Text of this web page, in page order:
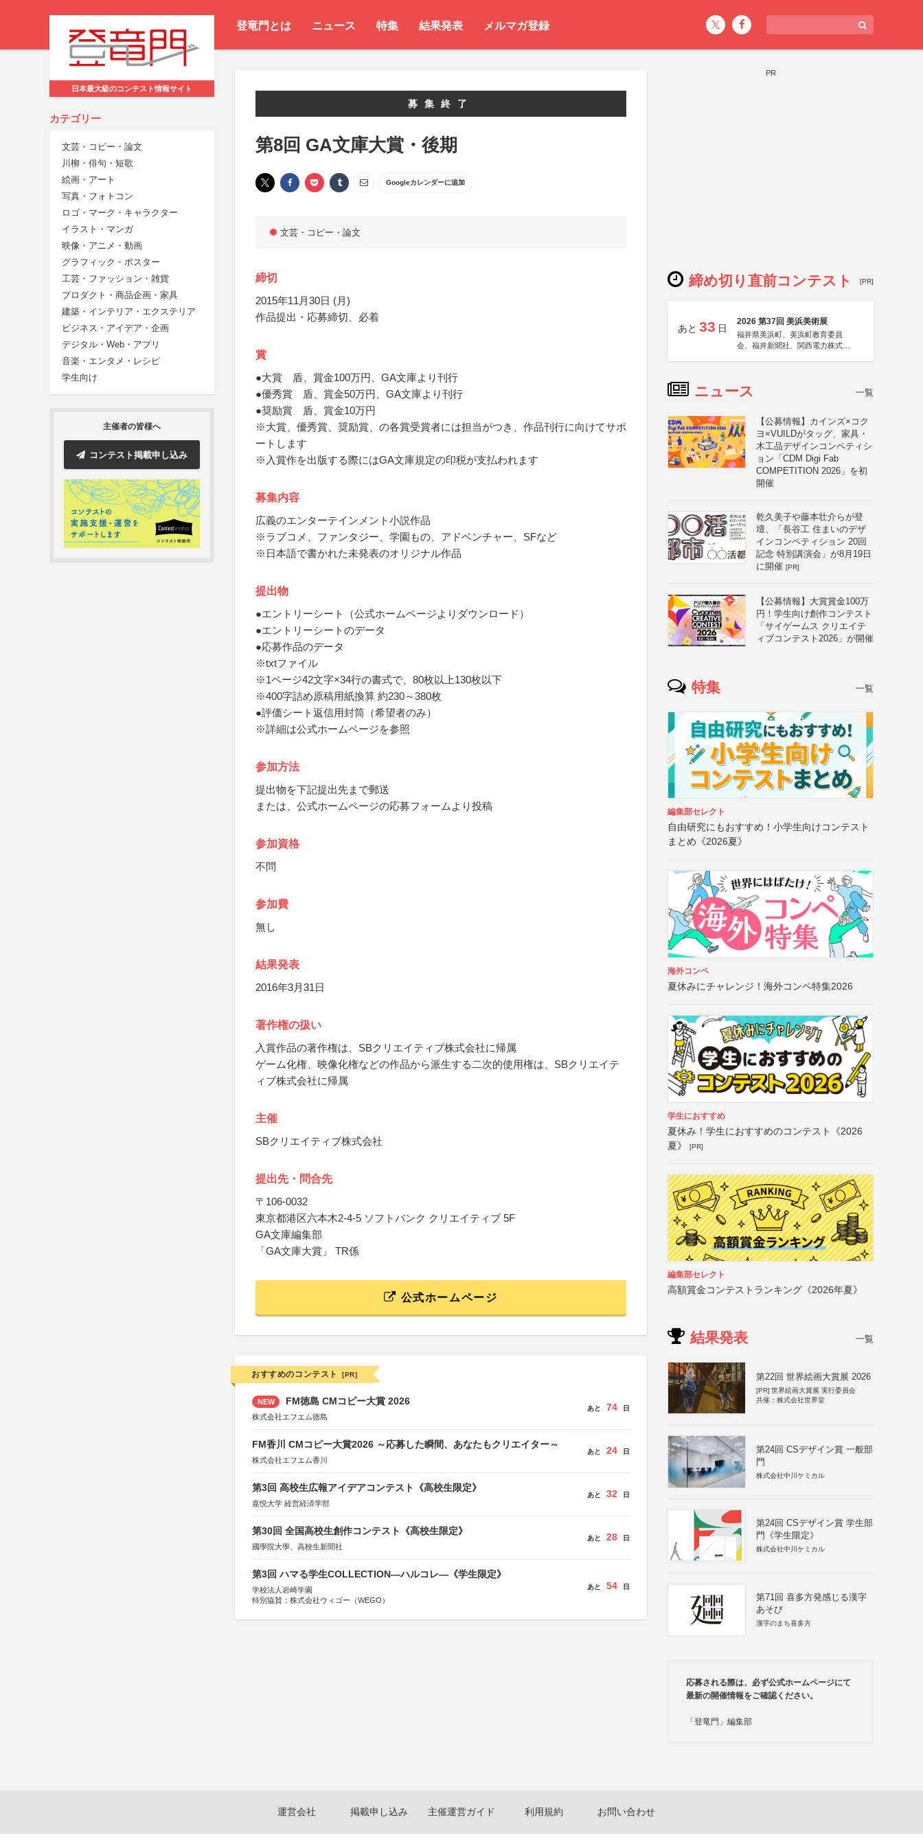
登竜門とは ニュース 特集 結果発表 メルマガ登録
日本最大級のコンテスト情報サイト
カテゴリー
文芸・コピー・論文
川柳・俳句・短歌
絵画・アート
写真・フォトコン
ロゴ・マーク・キャラクター
イラスト・マンガ
映像・アニメ・動画
グラフィック・ポスター
工芸・ファッション・雑貨
プロダクト・商品企画・家具
建築・インテリア・エクステリア
ビジネス・アイデア・企画
デジタル・Web・アプリ
音楽・エンタメ・レシピ
学生向け
主催者の皆様へ
コンテスト掲載申し込み
募集終了
第8回 GA文庫大賞・後期
Googleカレンダーに追加
文芸・コピー・論文
締切
2015年11月30日 (月)
作品提出・応募締切、必着
賞
●大賞 盾、賞金100万円、GA文庫より刊行
●優秀賞 盾、賞金50万円、GA文庫より刊行
●奨励賞 盾、賞金10万円
※大賞、優秀賞、奨励賞、の各賞受賞者には担当がつき、作品刊行に向けてサポ
ートします
※入賞作を出版する際にはGA文庫規定の印税が支払われます
募集内容
広義のエンターテインメント小説作品
※ラブコメ、ファンタジー、学園もの、アドベンチャー、SFなど
※日本語で書かれた未発表のオリジナル作品
提出物
●エントリーシート（公式ホームページよりダウンロード）
●エントリーシートのデータ
●応募作品のデータ
※txtファイル
※1ページ42文字×34行の書式で、80枚以上130枚以下
※400字詰め原稿用紙換算 約230～380枚
●評価シート返信用封筒（希望者のみ）
※詳細は公式ホームページを参照
参加方法
提出物を下記提出先まで郵送
または、公式ホームページの応募フォームより投稿
参加資格
不問
参加費
無し
結果発表
2016年3月31日
著作権の扱い
入賞作品の著作権は、SBクリエイティブ株式会社に帰属
ゲーム化権、映像化権などの作品から派生する二次的使用権は、SBクリエイテ
ィブ株式会社に帰属
主催
SBクリエイティブ株式会社
提出先・問合先
〒106-0032
東京都港区六本木2-4-5 ソフトバンク クリエイティブ 5F
GA文庫編集部
「GA文庫大賞」 TR係
公式ホームページ
おすすめのコンテスト [PR]
NEW FM徳島 CMコピー大賞 2026
株式会社エフエム徳島
あと 74 日
FM香川 CMコピー大賞2026 ～応募した瞬間、あなたもクリエイター～
株式会社エフエム香川
あと 24 日
第3回 高校生広報アイデアコンテスト《高校生限定》
嘉悦大学 経営経済学部
あと 32 日
第30回 全国高校生創作コンテスト《高校生限定》
國學院大學、高校生新聞社
あと 28 日
第3回 ハマる学生COLLECTION―ハルコレ―《学生限定》
学校法人岩崎学園
特別協賛：株式会社ウィゴー（WEGO）
あと 54 日
PR
締め切り直前コンテスト [PR]
あと 33 日
2026 第37回 美浜美術展
福井県美浜町、美浜町教育委員
会、福井新聞社、関西電力株式会
ニュース 一覧
【公募情報】カインズ×コク
ヨ×VUILDがタッグ、家具・
木工品デザインコンペティシ
ョン「CDM Digi Fab
COMPETITION 2026」を初
開催
乾久美子や藤本壮介らが登
壇、「長谷工 住まいのデザ
インコンペティション 20回
記念 特別講演会」が8月19日
に開催 [PR]
【公募情報】大賞賞金100万
円！学生向け創作コンテスト
「サイゲームス クリエイテ
ィブコンテスト2026」が開催
特集 一覧
編集部セレクト
自由研究にもおすすめ！小学生向けコンテスト
まとめ《2026夏》
海外コンペ
夏休みにチャレンジ！海外コンペ特集2026
学生におすすめ
夏休み！学生におすすめのコンテスト《2026
夏》
[PR]
編集部セレクト
高額賞金コンテストランキング《2026年夏》
結果発表 一覧
第22回 世界絵画大賞展 2026
[PR] 世界絵画大賞展 実行委員会
共催：株式会社世界堂
第24回 CSデザイン賞 一般部
門
株式会社中川ケミカル
第24回 CSデザイン賞 学生部
門《学生限定》
株式会社中川ケミカル
第71回 喜多方発感じる漢字
あそび
漢字のまち喜多方
応募される際は、必ず公式ホームページにて
最新の開催情報をご確認ください。
「登竜門」編集部
運営会社 掲載申し込み 主催運営ガイド 利用規約 お問い合わせ